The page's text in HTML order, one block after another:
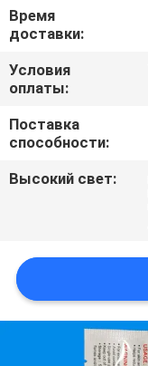
СПРОСИТЕ
ЦИТАТУ
САЙТА
Время
доставки:
Условия
оплаты:
Поставка
способности:
Высокий свет: